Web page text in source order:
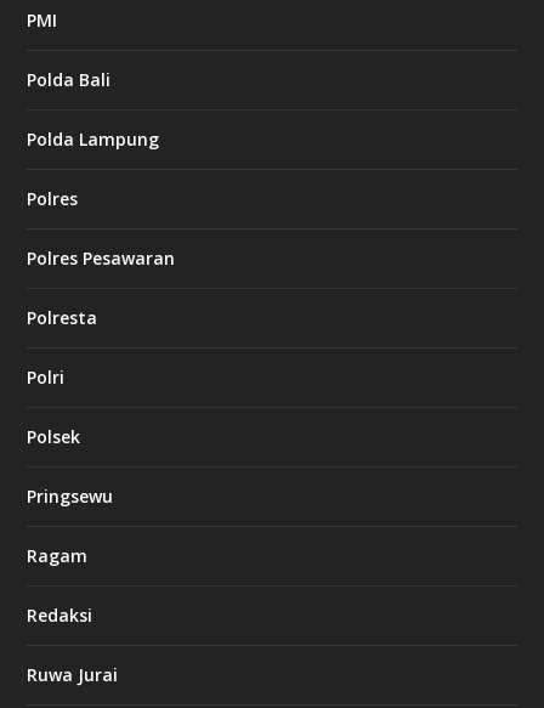
PMI
Polda Bali
Polda Lampung
Polres
Polres Pesawaran
Polresta
Polri
Polsek
Pringsewu
Ragam
Redaksi
Ruwa Jurai